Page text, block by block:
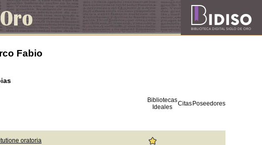
Fabio
Bibliotecas
Ideales
Citas Poseedores
oratoria